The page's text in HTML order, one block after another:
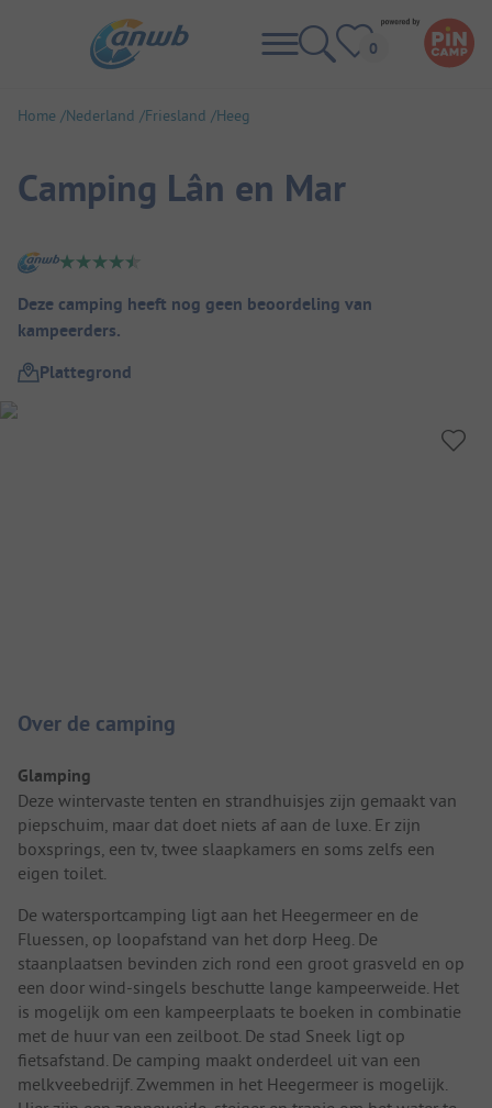
Home Nederland Friesland Heeg
Camping Lân en Mar
Camping overzicht
Deze camping heeft nog geen beoordeling van
kampeerders.
Plattegrond
Over de camping
Glamping
Deze wintervaste tenten en strandhuisjes zijn gemaakt van
piepschuim, maar dat doet niets af aan de luxe. Er zijn
boxsprings, een tv, twee slaapkamers en soms zelfs een
eigen toilet.
De watersportcamping ligt aan het Heegermeer en de
Fluessen, op loopafstand van het dorp Heeg. De
staanplaatsen bevinden zich rond een groot grasveld en op
een door wind-singels beschutte lange kampeerweide. Het
is mogelijk om een kampeerplaats te boeken in combinatie
met de huur van een zeilboot. De stad Sneek ligt op
fietsafstand. De camping maakt onderdeel uit van een
melkveebedrijf. Zwemmen in het Heegermeer is mogelijk.